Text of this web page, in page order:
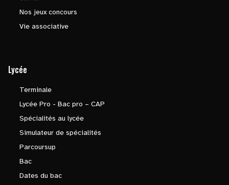
Nos jeux concours
Vie associative
Lycée
Terminale
Lycée Pro - Bac pro – CAP
Spécialités au lycée
Simulateur de spécialités
Parcoursup
Bac
Dates du bac